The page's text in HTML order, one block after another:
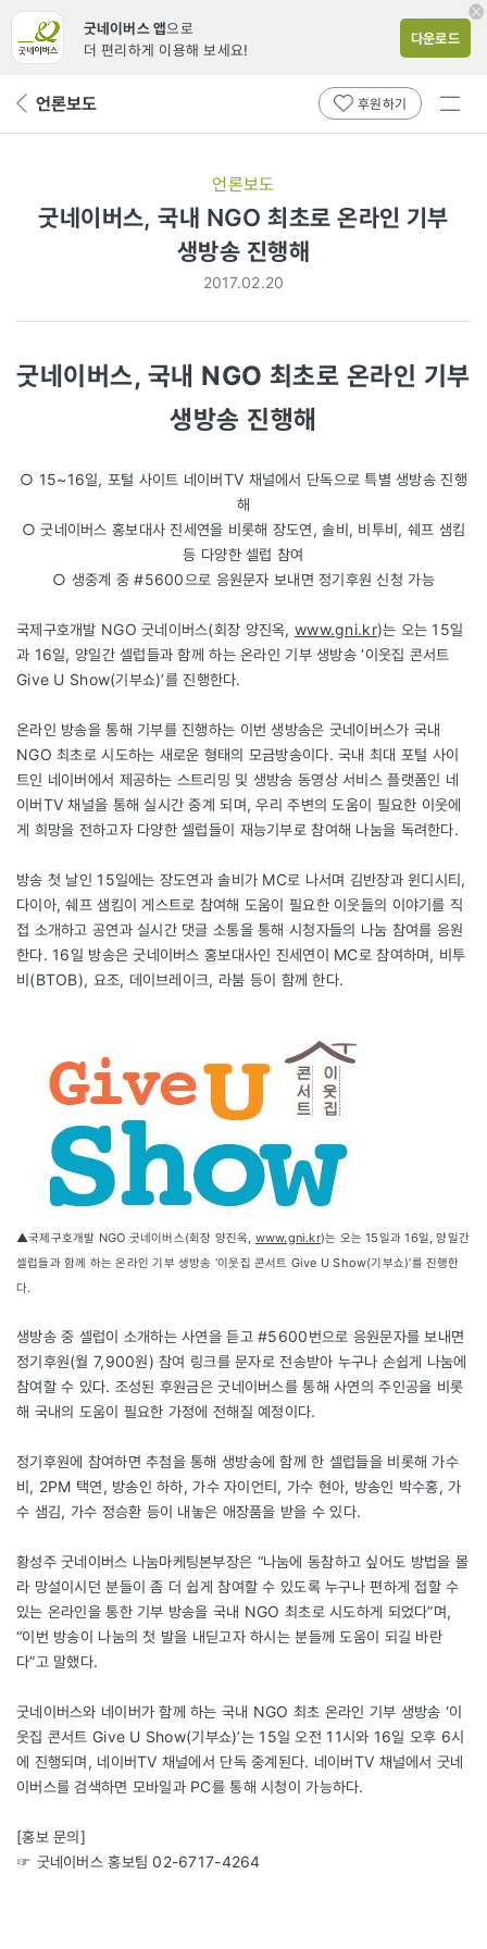
굿네이버스 앱으로
더 편리하게 이용해 보세요!
다운로드
뒤 언론보도 후원하기
전체
언론보도
굿네이버스, 국내 NGO 최초로 온라인 기부
생방송 진행해
2017.02.20
굿네이버스, 국내 NGO 최초로 온라인 기부
생방송 진행해
○ 15~16일, 포털 사이트 네이버TV 채널에서 단독으로 특별 생방송 진행
해
○ 굿네이버스 홍보대사 진세연을 비롯해 장도연, 솔비, 비투비, 쉐프 샘킴
등 다양한 셀럽 참여
○ 생중계 중 #5600으로 응원문자 보내면 정기후원 신청 가능
국제구호개발 NGO 굿네이버스(회장 양진옥, www.gni.kr)는 오는 15일
과 16일, 양일간 셀럽들과 함께 하는 온라인 기부 생방송 ‘이웃집 콘서트
Give U Show(기부쇼)’를 진행한다.
온라인 방송을 통해 기부를 진행하는 이번 생방송은 굿네이버스가 국내
NGO 최초로 시도하는 새로운 형태의 모금방송이다. 국내 최대 포털 사이
트인 네이버에서 제공하는 스트리밍 및 생방송 동영상 서비스 플랫폼인 네
이버TV 채널을 통해 실시간 중계 되며, 우리 주변의 도움이 필요한 이웃에
게 희망을 전하고자 다양한 셀럽들이 재능기부로 참여해 나눔을 독려한다.
방송 첫 날인 15일에는 장도연과 솔비가 MC로 나서며 김반장과 윈디시티,
다이아, 쉐프 샘킴이 게스트로 참여해 도움이 필요한 이웃들의 이야기를 직
접 소개하고 공연과 실시간 댓글 소통을 통해 시청자들의 나눔 참여를 응원
한다. 16일 방송은 굿네이버스 홍보대사인 진세연이 MC로 참여하며, 비투
비(BTOB), 요조, 데이브레이크, 라붐 등이 함께 한다.
▲국제구호개발 NGO 굿네이버스(회장 양진옥, www.gni.kr)는 오는 15일과 16일, 양일간
셀럽들과 함께 하는 온라인 기부 생방송 ‘이웃집 콘서트 Give U Show(기부쇼)’를 진행한
다.
생방송 중 셀럽이 소개하는 사연을 듣고 #5600번으로 응원문자를 보내면
정기후원(월 7,900원) 참여 링크를 문자로 전송받아 누구나 손쉽게 나눔에
참여할 수 있다. 조성된 후원금은 굿네이버스를 통해 사연의 주인공을 비롯
해 국내의 도움이 필요한 가정에 전해질 예정이다.
정기후원에 참여하면 추첨을 통해 생방송에 함께 한 셀럽들을 비롯해 가수
비, 2PM 택연, 방송인 하하, 가수 자이언티, 가수 현아, 방송인 박수홍, 가
수 샘김, 가수 정승환 등이 내놓은 애장품을 받을 수 있다.
황성주 굿네이버스 나눔마케팅본부장은 “나눔에 동참하고 싶어도 방법을 몰
라 망설이시던 분들이 좀 더 쉽게 참여할 수 있도록 누구나 편하게 접할 수
있는 온라인을 통한 기부 방송을 국내 NGO 최초로 시도하게 되었다”며,
“이번 방송이 나눔의 첫 발을 내딛고자 하시는 분들께 도움이 되길 바란
다”고 말했다.
굿네이버스와 네이버가 함께 하는 국내 NGO 최초 온라인 기부 생방송 ‘이
웃집 콘서트 Give U Show(기부쇼)’는 15일 오전 11시와 16일 오후 6시
에 진행되며, 네이버TV 채널에서 단독 중계된다. 네이버TV 채널에서 굿네
이버스를 검색하면 모바일과 PC를 통해 시청이 가능하다.
[홍보 문의]
☞ 굿네이버스 홍보팀 02-6717-4264